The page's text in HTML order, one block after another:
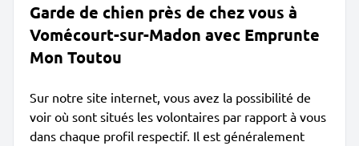
Garde de chien près de chez vous à
Vomécourt-sur-Madon avec Emprunte
Mon Toutou
Sur notre site internet, vous avez la possibilité de
voir où sont situés les volontaires par rapport à vous
dans chaque profil respectif. Il est généralement